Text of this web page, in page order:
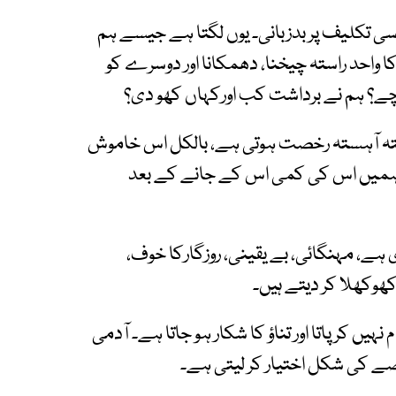
سی تکلیف پر بدزبانی۔ یوں لگتا ہے جیسے ہم
راستہ چیخنا، دھمکانا اور دوسرے کو
ہم نے برداشت کب اورکہاں کھو دی؟
آہستہ رخصت ہوتی ہے، بالکل اس خاموش
ہمیں اس کی کمی اس کے جانے کے بعد
مہنگائی، بے یقینی، روزگارکا خوف،
کر دیتے ہیں۔
کر پاتا اور تناؤ کا شکار ہو جاتا ہے۔ آدمی
کی شکل اختیار کر لیتی ہے۔